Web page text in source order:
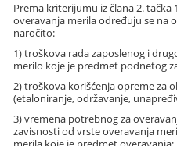
Prema kriterijumu iz člana 2.
overavanja merila određuju se na
naročito:
1) troškova rada zaposlenog i
merilo koje je predmet podnetog
2) troškova korišćenja opreme za
(etaloniranje, održavanje,
3) vremena potrebnog za
zavisnosti od vrste overavanja